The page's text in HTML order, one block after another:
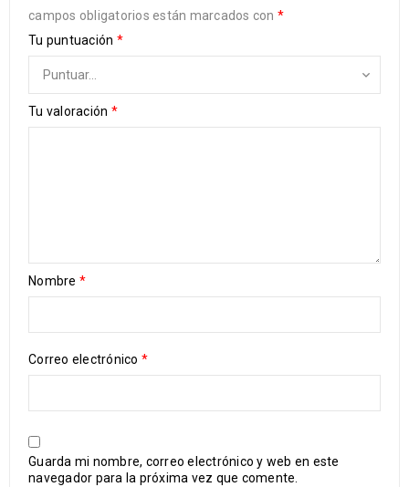
campos obligatorios están marcados con *
Tu puntuación *
Tu valoración *
Nombre *
Correo electrónico *
Guarda mi nombre, correo electrónico y web en este
navegador para la próxima vez que comente.